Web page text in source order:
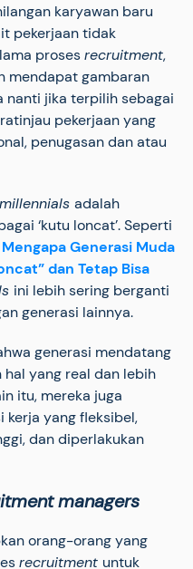
karyawan baru
pekerjaan tidak
prosesrecruitment,
mendapat gambaran
nanti jika terpilih sebagai
pekerjaan yang
penugasan dan atau
millennials adalah
‘kutu loncat’. Seperti
Mengapa Generasi Muda
dan Tetap Bisa
ini lebih sering berganti
generasi lainnya.
generasi mendatang
yang real dan lebih
itu, mereka juga
kerja yang fleksibel,
dan diperlakukan
managers
orang-orang yang
recruitment untuk